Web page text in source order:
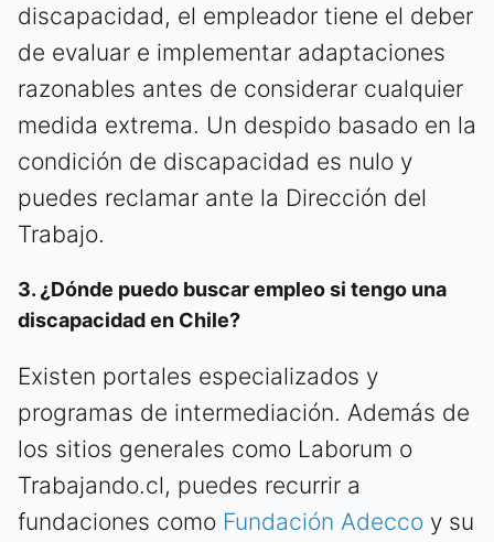
discapacidad, el empleador tiene el deber
de evaluar e implementar adaptaciones
razonables antes de considerar cualquier
medida extrema. Un despido basado en la
condición de discapacidad es nulo y
puedes reclamar ante la Dirección del
Trabajo.
3. ¿Dónde puedo buscar empleo si tengo una
discapacidad en Chile?
Existen portales especializados y
programas de intermediación. Además de
los sitios generales como Laborum o
Trabajando.cl, puedes recurrir a
fundaciones como Fundación Adecco y su